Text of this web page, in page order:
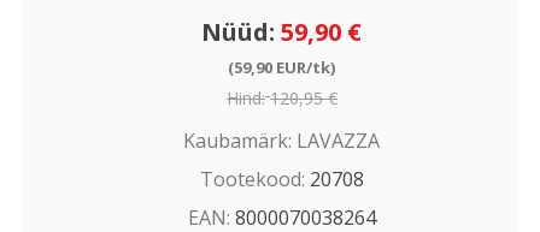
Nüüd: 59,90 €
(59,90 EUR/tk)
Hind: 120,95 €
Kaubamärk: LAVAZZA
Tootekood: 20708
EAN: 8000070038264